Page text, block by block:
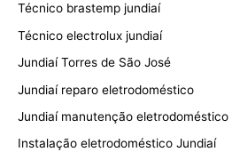
Técnico brastemp jundiaí
Técnico electrolux jundiaí
Jundiaí Torres de São José
Jundiaí reparo eletrodoméstico
Jundiaí manutenção eletrodoméstico
Instalação eletrodoméstico Jundiaí